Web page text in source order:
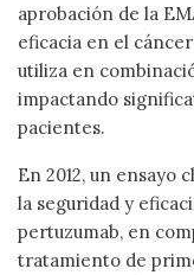
aprobación de la
eficacia en el
utiliza en
impactando
pacientes.
En 2012, un ensayo
la seguridad y
pertuzumab, en
tratamiento de